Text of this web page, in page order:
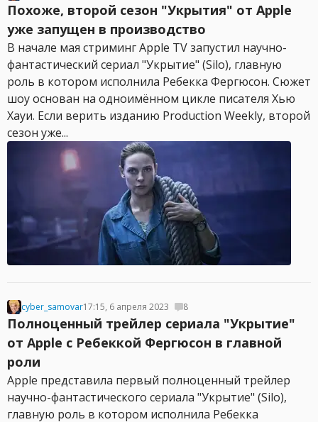
Похоже, второй сезон "Укрытия" от Apple
уже запущен в производство
В начале мая стриминг Apple TV запустил научно-
фантастический сериал "Укрытие" (Silo), главную
роль в котором исполнила Ребекка Фергюсон. Сюжет
шоу основан на одноимённом цикле писателя Хью
Хауи. Если верить изданию Production Weekly, второй
сезон уже...
cyber_samovar17:15, 6 апреля 2023 8
Полноценный трейлер сериала "Укрытие"
от Apple с Ребеккой Фергюсон в главной
роли
Apple представила первый полноценный трейлер
научно-фантастического сериала "Укрытие" (Silo),
главную роль в котором исполнила Ребекка